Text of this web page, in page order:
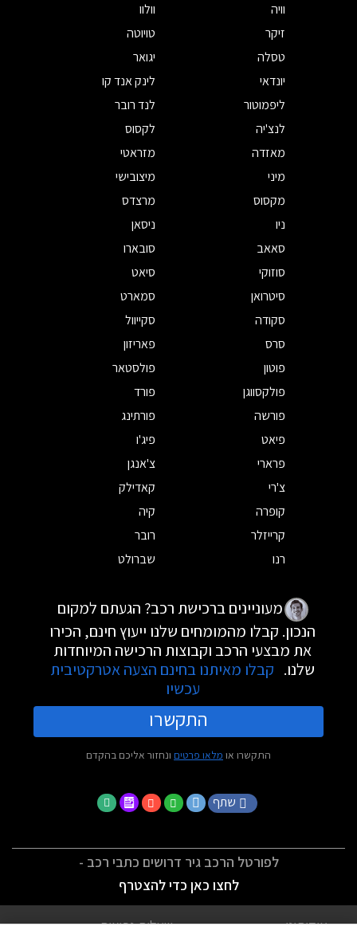
וויה
וולוו
זיקר
טויוטה
טסלה
יגואר
יונדאי
לינק אנד קו
ליפמוטור
לנד רובר
לנצ'יה
לקסוס
מאזדה
מזראטי
מיני
מיצובישי
מקסוס
מרצדס
ניו
ניסאן
סאאב
סובארו
סוזוקי
סיאט
סיטרואן
סמארט
סקודה
סקייוול
סרס
פאריזון
פוטון
פולסטאר
פולקסווגן
פורד
פורשה
פורתינג
פיאט
פיג'ו
פרארי
צ'אנגן
צ'רי
קאדילק
קופרה
קיה
קרייזלר
רובר
רנו
שברולט
מעוניינים ברכישת רכב? הגעתם למקום
הנכון. קבלו מהמומחים שלנו ייעוץ חינם, הכירו
את מבצעי הרכב וקבוצות הרכישה המיוחדות
שלנו. קבלו מאיתנו בחינם הצעה אטרקטיבית
עכשיו
התקשרו
התקשרו או מלאו פרטים ונחזור אליכם בהקדם
שתף
לפורטל הרכב גיר דרושים כתבי רכב -
לחצו כאן כדי להצטרף
אודותינו שאלות נפוצות